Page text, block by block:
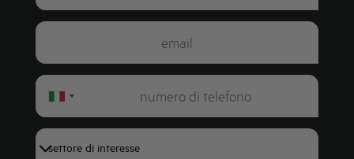
Italy